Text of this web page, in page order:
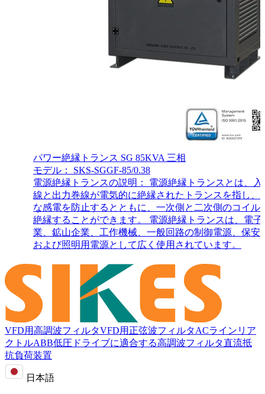
パワー絶縁トランス SG 85KVA 三相
モデル： SKS-SGGF-85/0.38
電源絶縁トランスの説明： 電源絶縁トランスとは、入
線と出力巻線が電気的に絶縁されたトランスを指し、
な感電を防止するとともに、一次側と二次側のコイル
絶縁することができます。 電源絶縁トランスは、電子
業、鉱山企業、工作機械、一般回路の制御電源、保安
および照明用電源として広く使用されています。
VFD用高調波フィルタVFD用正弦波フィルタACラインリア
クトルABB低圧ドライブに適合する高調波フィルタ直流抵
抗負荷装置
日本語